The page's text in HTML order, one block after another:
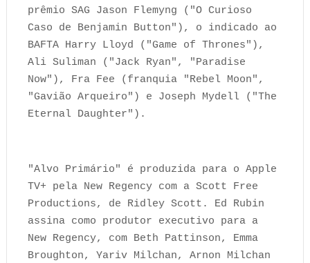
prêmio SAG Jason Flemyng ("O Curioso
Caso de Benjamin Button"), o indicado ao
BAFTA Harry Lloyd ("Game of Thrones"),
Ali Suliman ("Jack Ryan", "Paradise
Now"), Fra Fee (franquia "Rebel Moon",
"Gavião Arqueiro") e Joseph Mydell ("The
Eternal Daughter").
"Alvo Primário" é produzida para o Apple
TV+ pela New Regency com a Scott Free
Productions, de Ridley Scott. Ed Rubin
assina como produtor executivo para a
New Regency, com Beth Pattinson, Emma
Broughton, Yariv Milchan, Arnon Milchan